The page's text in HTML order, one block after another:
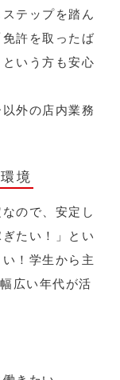
テップを踏ん
許を取ったば
いう方も安心
外の店内業務
境
ので、安定し
たい！」とい
！学生から主
広い年代が活